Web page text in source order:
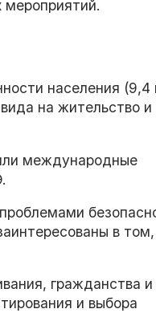
мероприятий.
населения (9,4
на жительство и
международные
в
гражданства и
и выбора